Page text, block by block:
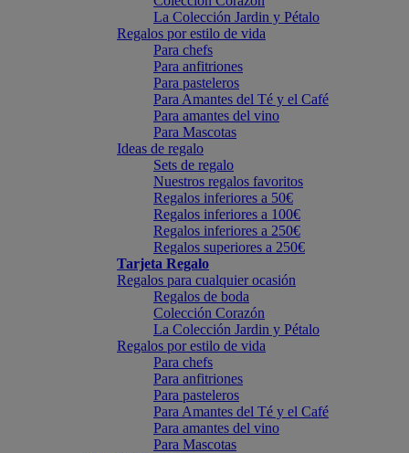
La Colección Jardin y Pétalo
Regalos por estilo de vida
Para chefs
Para anfitriones
Para pasteleros
Para Amantes del Té y el Café
Para amantes del vino
Para Mascotas
Ideas de regalo
Sets de regalo
Nuestros regalos favoritos
Regalos inferiores a 50€
Regalos inferiores a 100€
Regalos inferiores a 250€
Regalos superiores a 250€
Tarjeta Regalo
Regalos para cualquier ocasión
Regalos de boda
Colección Corazón
La Colección Jardin y Pétalo
Regalos por estilo de vida
Para chefs
Para anfitriones
Para pasteleros
Para Amantes del Té y el Café
Para amantes del vino
Para Mascotas